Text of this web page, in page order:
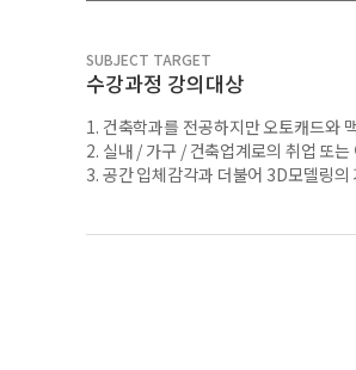
SUBJECT TARGET
수강과정 강의대상
1. 건축학과를 전공하지만 오토캐드와
2. 실내 / 가구 / 건축업계로의 취업 또
3. 공간 입체감각과 더불어 3D모델링의